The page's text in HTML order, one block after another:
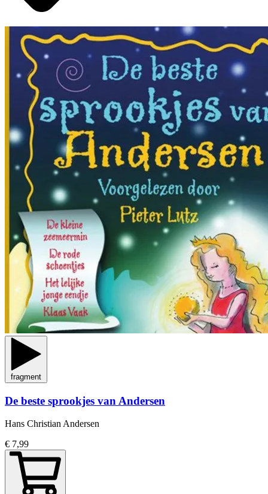
fragment
De beste sprookjes van Andersen
Hans Christian Andersen
€ 7,99